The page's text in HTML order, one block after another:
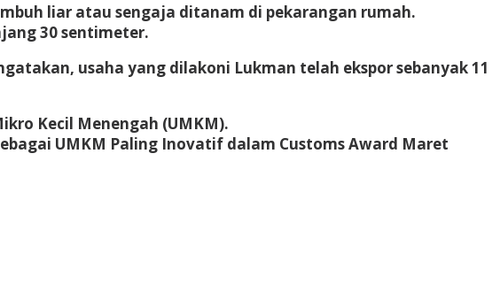
liar atau sengaja ditanam di pekarangan rumah.
30 sentimeter.
usaha yang dilakoni Lukman telah ekspor sebanyak 11
Kecil Menengah (UMKM).
UMKM Paling Inovatif dalam Customs Award Maret